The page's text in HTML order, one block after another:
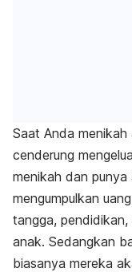
Saat Anda menikah
cenderung
menikah dan
mengumpulkan
tangga,
anak. Sedangkan
biasanya mereka